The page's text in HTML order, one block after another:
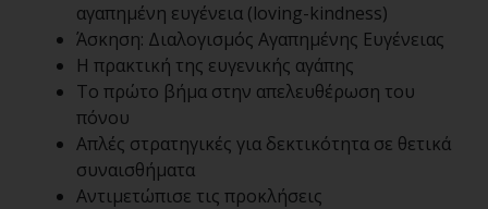
αγαπημένη ευγένεια (loving-kindness)
Άσκηση: Διαλογισμός Αγαπημένης Ευγένειας
Η πρακτική της ευγενικής αγάπης
Το πρώτο βήμα στην απελευθέρωση του
πόνου
Απλές στρατηγικές για δεκτικότητα σε θετικά
συναισθήματα
Αντιμετώπισε τις προκλήσεις